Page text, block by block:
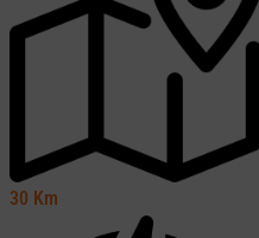
30 Km